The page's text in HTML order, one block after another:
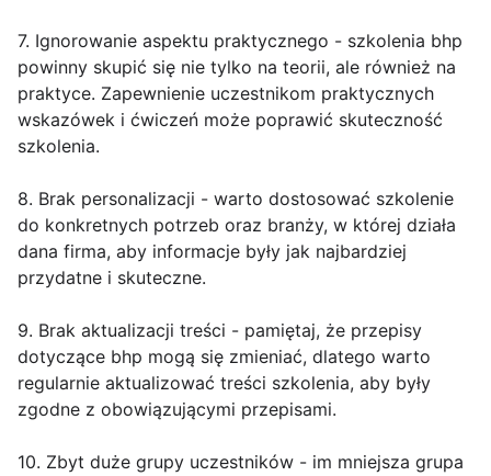
7. Ignorowanie aspektu praktycznego - szkolenia bhp
powinny skupić się nie tylko na teorii, ale również na
praktyce. Zapewnienie uczestnikom praktycznych
wskazówek i ćwiczeń może poprawić skuteczność
szkolenia.
8. Brak personalizacji - warto dostosować szkolenie
do konkretnych potrzeb oraz branży, w której działa
dana firma, aby informacje były jak najbardziej
przydatne i skuteczne.
9. Brak aktualizacji treści - pamiętaj, że przepisy
dotyczące bhp mogą się zmieniać, dlatego warto
regularnie aktualizować treści szkolenia, aby były
zgodne z obowiązującymi przepisami.
10. Zbyt duże grupy uczestników - im mniejsza grupa